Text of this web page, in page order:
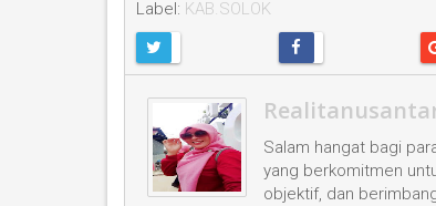
Label: KAB.SOLOK
Salam hangat bagi
yang berkomitmen
objektif, dan